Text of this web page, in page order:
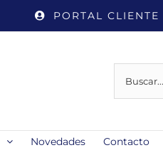
PORTAL CLIENTE
Novedades Contacto